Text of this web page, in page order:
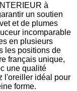
à
un soutien
et de plumes
incomparable
en plusieurs
les positions de
français unique,
une qualité
l'oreiller idéal pour
forme.